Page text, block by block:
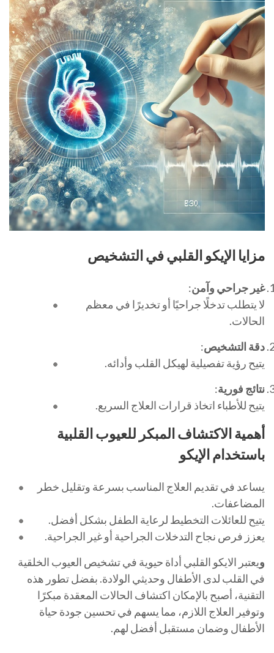
مزايا الإيكو القلبي في التشخيص
غير جراحي وآمن:
لا يتطلب تدخلًا جراحيًا أو تخديرًا في معظم
الحالات.
دقة التشخيص:
يتيح رؤية تفصيلية لهيكل القلب وأدائه.
نتائج فورية:
يتيح للأطباء اتخاذ قرارات العلاج السريع.
أهمية الاكتشاف المبكر للعيوب القلبية
باستخدام الإيكو
يساعد في تقديم العلاج المناسب بسرعة وتقليل خطر
المضاعفات.
يتيح للعائلات التخطيط لرعاية الطفل بشكل أفضل.
يعزز فرص نجاح التدخلات الجراحية أو غير الجراحية.
ويعتبر الايكو القلبي أداة حيوية في تشخيص العيوب الخلقية
في القلب لدى الأطفال وحديثي الولادة. بفضل تطور هذه
التقنية، أصبح بالإمكان اكتشاف الحالات المعقدة مبكرًا
وتوفير العلاج اللازم، مما يسهم في تحسين جودة حياة
الأطفال وضمان مستقبل أفضل لهم.